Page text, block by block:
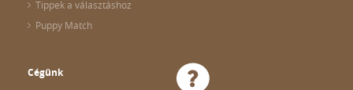
Tippek a választáshoz
Puppy Match
Cégünk